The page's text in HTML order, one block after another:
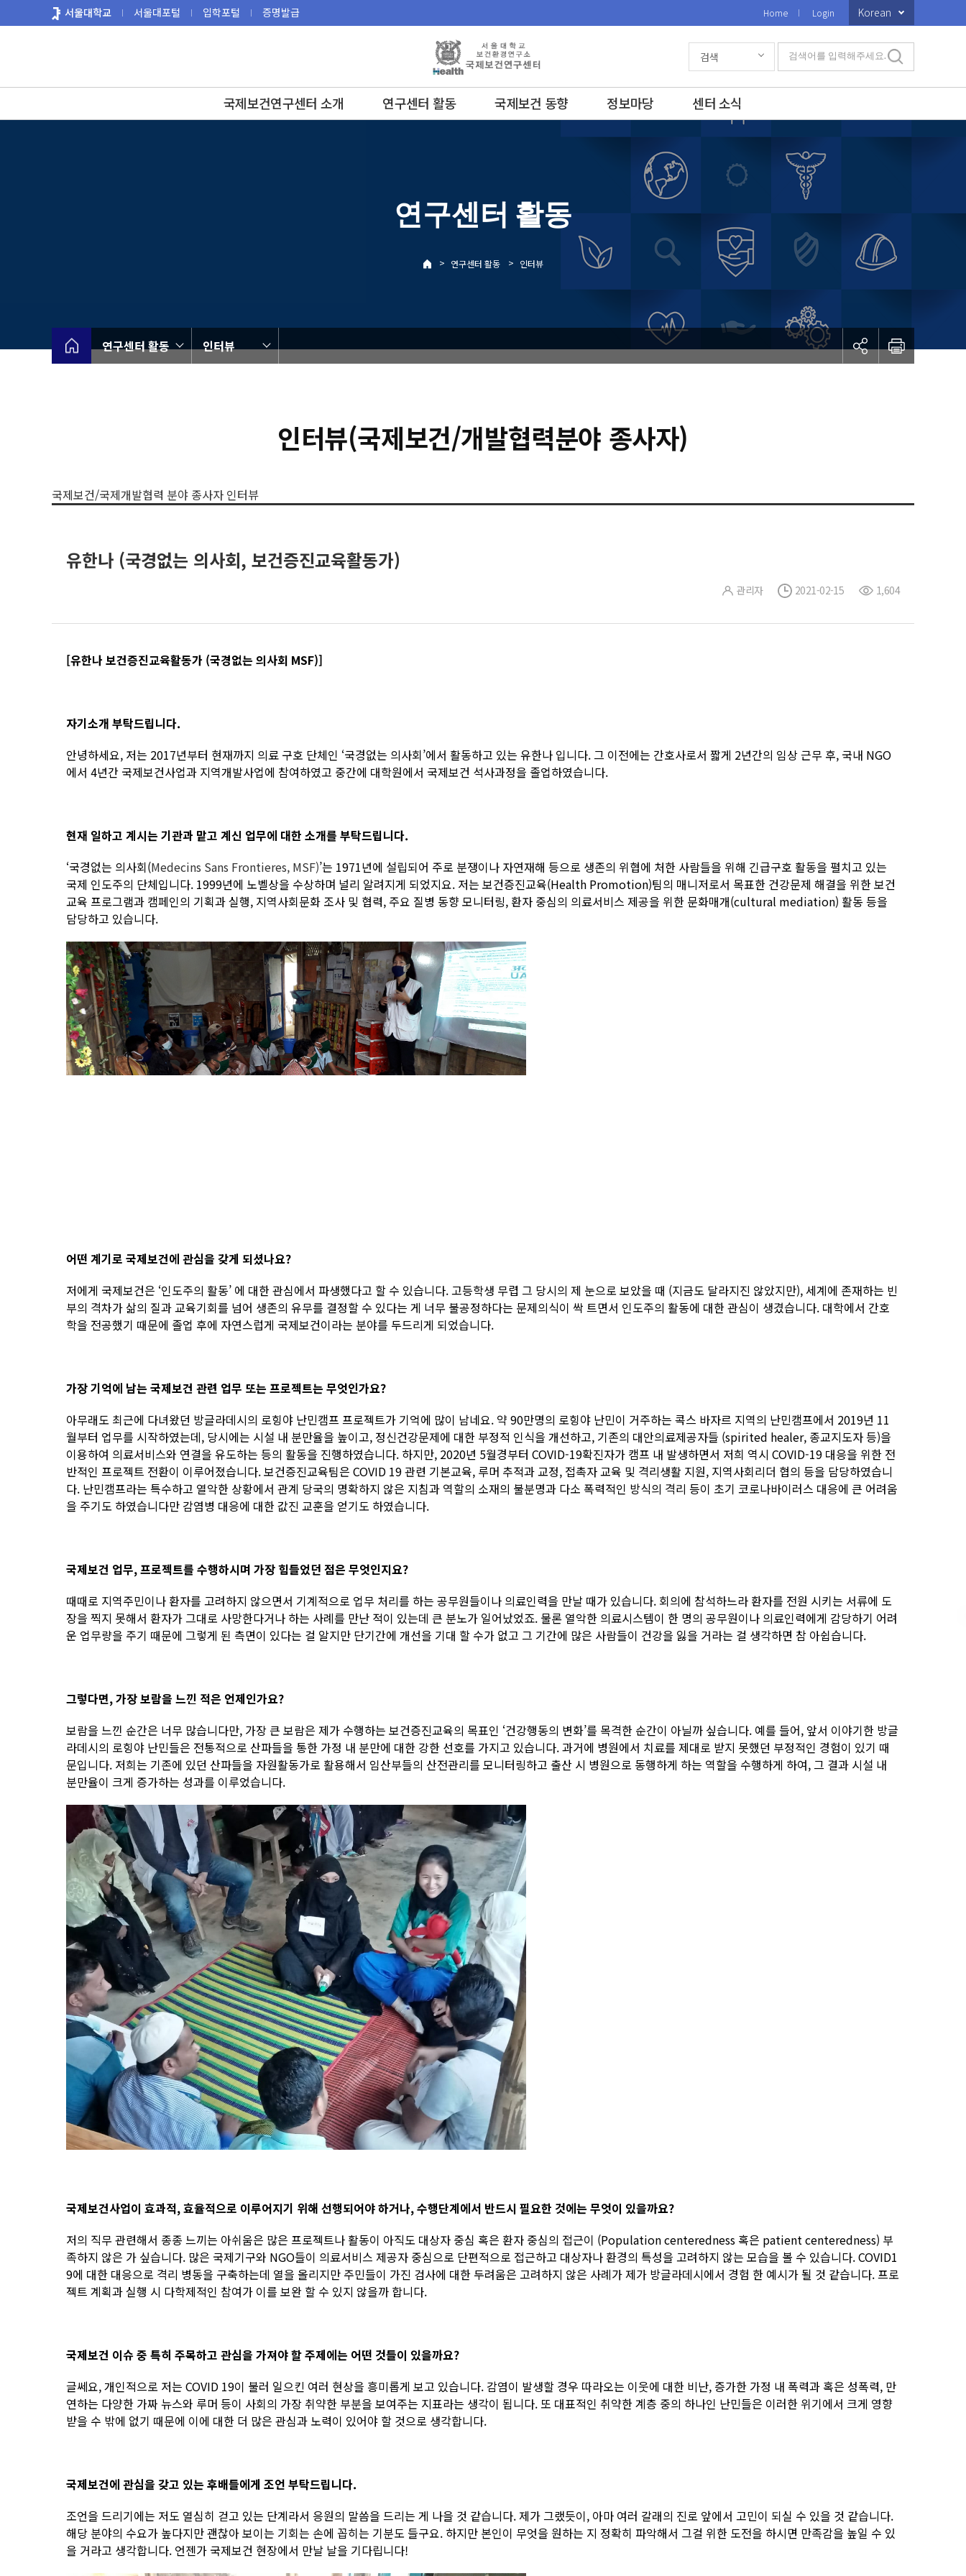
로
서울대학교 서울대포털 입학포털 증명발급 Home Login Korean
국제보건연구센터 소개 연구센터 활동 국제보건 동향 정보마당 센터 소식
검색 검색어를 입력해주세요.
연구센터 활동
> 연구센터 활동 > 인터뷰
연구센터 활동 인터뷰
인터뷰(국제보건/개발협력분야 종사자)
국제보건/국제개발협력 분야 종사자 인터뷰
유한나 (국경없는 의사회, 보건증진교육활동가)
관리자 2021-02-15 1,604
[유한나 보건증진교육활동가 (국경없는 의사회 MSF)]
자기소개 부탁드립니다.
안녕하세요, 저는 2017년부터 현재까지 의료 구호 단체인 ‘국경없는 의사회’에서 활동하고 있는 유한나 입니다. 그 이전에는 간호사로서 짧게 2년간의 임상 근무 후, 국내 NGO
에서 4년간 국제보건사업과 지역개발사업에 참여하였고 중간에 대학원에서 국제보건 석사과정을 졸업하였습니다.
현재 일하고 계시는 기관과 맡고 계신 업무에 대한 소개를 부탁드립니다.
‘국경없는 의사회(Medecins Sans Frontieres, MSF)’는 1971년에 설립되어 주로 분쟁이나 자연재해 등으로 생존의 위협에 처한 사람들을 위해 긴급구호 활동을 펼치고 있는
국제 인도주의 단체입니다. 1999년에 노벨상을 수상하며 널리 알려지게 되었지요. 저는 보건증진교육(Health Promotion)팀의 매니저로서 목표한 건강문제 해결을 위한 보건
교육 프로그램과 캠페인의 기획과 실행, 지역사회문화 조사 및 협력, 주요 질병 동향 모니터링, 환자 중심의 의료서비스 제공을 위한 문화매개(cultural mediation) 활동 등을
담당하고 있습니다.
어떤 계기로 국제보건에 관심을 갖게 되셨나요?
저에게 국제보건은 ‘인도주의 활동’ 에 대한 관심에서 파생했다고 할 수 있습니다. 고등학생 무렵 그 당시의 제 눈으로 보았을 때 (지금도 달라지진 않았지만), 세계에 존재하는 빈
부의 격차가 삶의 질과 교육기회를 넘어 생존의 유무를 결정할 수 있다는 게 너무 불공정하다는 문제의식이 싹 트면서 인도주의 활동에 대한 관심이 생겼습니다. 대학에서 간호
학을 전공했기 때문에 졸업 후에 자연스럽게 국제보건이라는 분야를 두드리게 되었습니다.
가장 기억에 남는 국제보건 관련 업무 또는 프로젝트는 무엇인가요?
아무래도 최근에 다녀왔던 방글라데시의 로힝야 난민캠프 프로젝트가 기억에 많이 남네요. 약 90만명의 로힝야 난민이 거주하는 콕스 바자르 지역의 난민캠프에서 2019년 11
월부터 업무를 시작하였는데, 당시에는 시설 내 분만율을 높이고, 정신건강문제에 대한 부정적 인식을 개선하고, 기존의 대안의료제공자들 (spirited healer, 종교지도자 등)을
이용하여 의료서비스와 연결을 유도하는 등의 활동을 진행하였습니다. 하지만, 2020년 5월경부터 COVID-19확진자가 캠프 내 발생하면서 저희 역시 COVID-19 대응을 위한 전
반적인 프로젝트 전환이 이루어졌습니다. 보건증진교육팀은 COVID 19 관련 기본교육, 루머 추적과 교정, 접촉자 교육 및 격리생활 지원, 지역사회리더 협의 등을 담당하였습니
다. 난민캠프라는 특수하고 열악한 상황에서 관계 당국의 명확하지 않은 지침과 역할의 소재의 불분명과 다소 폭력적인 방식의 격리 등이 초기 코로나바이러스 대응에 큰 어려움
을 주기도 하였습니다만 감염병 대응에 대한 값진 교훈을 얻기도 하였습니다.
국제보건 업무, 프로젝트를 수행하시며 가장 힘들었던 점은 무엇인지요?
때때로 지역주민이나 환자를 고려하지 않으면서 기계적으로 업무 처리를 하는 공무원들이나 의료인력을 만날 때가 있습니다. 회의에 참석하느라 환자를 전원 시키는 서류에 도
장을 찍지 못해서 환자가 그대로 사망한다거나 하는 사례를 만난 적이 있는데 큰 분노가 일어났었죠. 물론 열악한 의료시스템이 한 명의 공무원이나 의료인력에게 감당하기 어려
운 업무량을 주기 때문에 그렇게 된 측면이 있다는 걸 알지만 단기간에 개선을 기대 할 수가 없고 그 기간에 많은 사람들이 건강을 잃을 거라는 걸 생각하면 참 아쉽습니다.
그렇다면, 가장 보람을 느낀 적은 언제인가요?
보람을 느낀 순간은 너무 많습니다만, 가장 큰 보람은 제가 수행하는 보건증진교육의 목표인 ‘건강행동의 변화’를 목격한 순간이 아닐까 싶습니다. 예를 들어, 앞서 이야기한 방글
라데시의 로힝야 난민들은 전통적으로 산파들을 통한 가정 내 분만에 대한 강한 선호를 가지고 있습니다. 과거에 병원에서 치료를 제대로 받지 못했던 부정적인 경험이 있기 때
문입니다. 저희는 기존에 있던 산파들을 자원활동가로 활용해서 임산부들의 산전관리를 모니터링하고 출산 시 병원으로 동행하게 하는 역할을 수행하게 하여, 그 결과 시설 내
분만율이 크게 증가하는 성과를 이루었습니다.
국제보건사업이 효과적, 효율적으로 이루어지기 위해 선행되어야 하거나, 수행단계에서 반드시 필요한 것에는 무엇이 있을까요?
저의 직무 관련해서 종종 느끼는 아쉬움은 많은 프로젝트나 활동이 아직도 대상자 중심 혹은 환자 중심의 접근이 (Population centeredness 혹은 patient centeredness) 부
족하지 않은 가 싶습니다. 많은 국제기구와 NGO들이 의료서비스 제공자 중심으로 단편적으로 접근하고 대상자나 환경의 특성을 고려하지 않는 모습을 볼 수 있습니다. COVID1
9에 대한 대응으로 격리 병동을 구축하는데 열을 올리지만 주민들이 가진 검사에 대한 두려움은 고려하지 않은 사례가 제가 방글라데시에서 경험 한 예시가 될 것 같습니다. 프로
젝트 계획과 실행 시 다학제적인 참여가 이를 보완 할 수 있지 않을까 합니다.
국제보건 이슈 중 특히 주목하고 관심을 가져야 할 주제에는 어떤 것들이 있을까요?
글쎄요, 개인적으로 저는 COVID 19이 불러 일으킨 여러 현상을 흥미롭게 보고 있습니다. 감염이 발생할 경우 따라오는 이웃에 대한 비난, 증가한 가정 내 폭력과 혹은 성폭력, 만
연하는 다양한 가짜 뉴스와 루머 등이 사회의 가장 취약한 부분을 보여주는 지표라는 생각이 됩니다. 또 대표적인 취약한 계층 중의 하나인 난민들은 이러한 위기에서 크게 영향
받을 수 밖에 없기 때문에 이에 대한 더 많은 관심과 노력이 있어야 할 것으로 생각합니다.
국제보건에 관심을 갖고 있는 후배들에게 조언 부탁드립니다.
조언을 드리기에는 저도 열심히 걷고 있는 단계라서 응원의 말씀을 드리는 게 나을 것 같습니다. 제가 그랬듯이, 아마 여러 갈래의 진로 앞에서 고민이 되실 수 있을 것 같습니다.
해당 분야의 수요가 높다지만 괜찮아 보이는 기회는 손에 꼽히는 기분도 들구요. 하지만 본인이 무엇을 원하는 지 정확히 파악해서 그걸 위한 도전을 하시면 만족감을 높일 수 있
을 거라고 생각합니다. 언젠가 국제보건 현장에서 만날 날을 기다립니다!